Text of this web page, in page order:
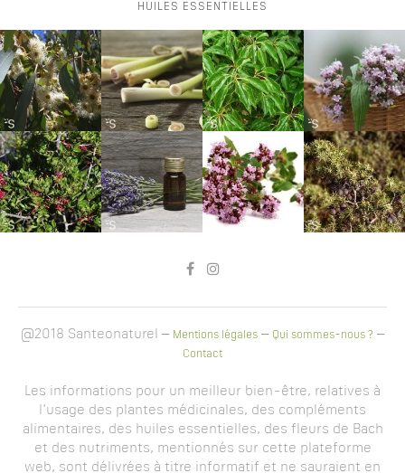
HUILES ESSENTIELLES
@2018 Santeonaturel – Mentions légales – Qui sommes-nous ? –
Contact
Les informations pour un meilleur bien-être, relatives à
l'usage des plantes médicinales, des compléments
alimentaires, des huiles essentielles, des fleurs de Bach
et des nutriments, mentionnés sur cette plateforme
web, sont délivrées à titre informatif et ne sauraient en